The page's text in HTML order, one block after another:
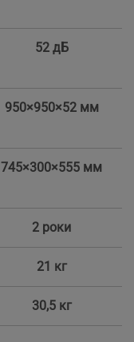
52 дБ
950×950×52 мм
745×300×555 мм
2 роки
21 кг
30,5 кг